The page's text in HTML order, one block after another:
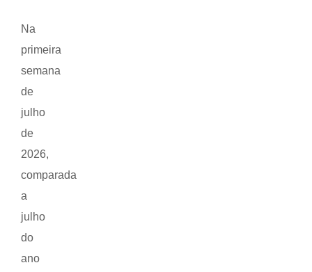
Na
primeira
semana
de
julho
de
2026,
comparada
a
julho
do
ano